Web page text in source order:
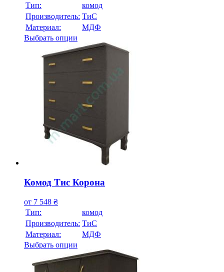
Тип:
комод
Производитель: ТиС
Материал:
МДФ
Выбрать опции
Комод Тис Корона
от 7 548 ₴
Тип:
комод
Производитель: ТиС
Материал:
МДФ
Выбрать опции